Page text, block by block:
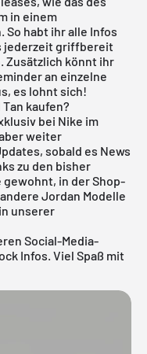
in einem
habt ihr alle Infos
jederzeit griffbereit
Zusätzlich könnt ihr
an einzelne
es lohnt sich!
kaufen?
bei Nike im
weiter
sobald es News
zu den bisher
in der Shop-
Jordan Modelle
unserer
Social-Media-
Infos. Viel Spaß mit